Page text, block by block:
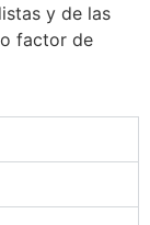
y de las
factor de